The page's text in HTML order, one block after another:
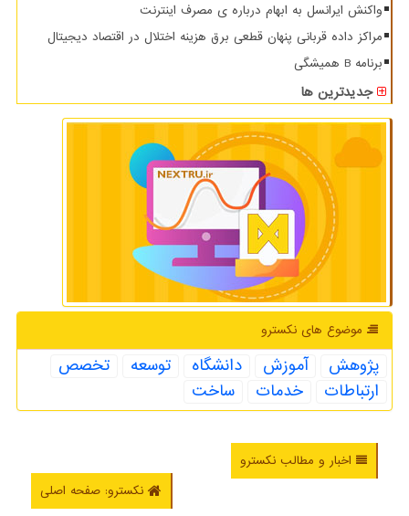
واکنش ایرانسل به ابهام درباره ی مصرف اینترنت
مراکز داده قربانی پنهان قطعی برق هزینه اختلال در اقتصاد دیجیتال
برنامه B همیشگی
جدیدترین ها
موضوع های نكسترو
پژوهش آموزش دانشگاه توسعه
تخصص
ارتباطات
خدمات ساخت
اخبار و مطالب نکسترو
نکسترو: صفحه اصلی